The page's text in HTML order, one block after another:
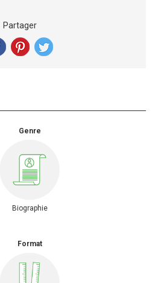
Partager
Genre
Biographie
Format